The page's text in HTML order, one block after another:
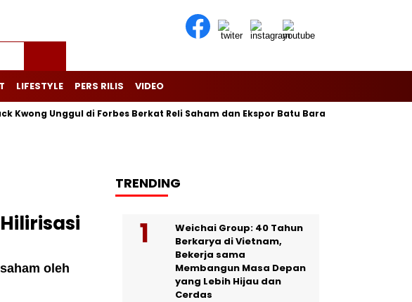
LIFESTYLE PERS RILIS VIDEO
Unggul di Forbes Berkat Reli Saham dan Ekspor Batu Bara
oleh
TRENDING
Weichai Group: 40 Tahun
Berkarya di Vietnam,
Bekerja sama
Membangun Masa Depan
yang Lebih Hijau dan
Cerdas